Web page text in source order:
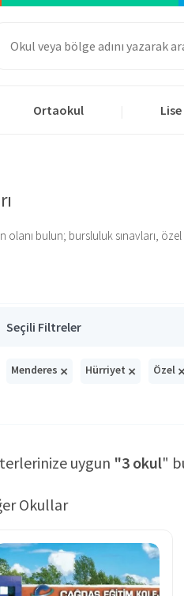
Ortaokul Lise
olanı bulun; bursluluk sınavları,
Seçili Filtreler
Menderes × Hürriyet × Özel ×
uygun "3 okul"
Okullar